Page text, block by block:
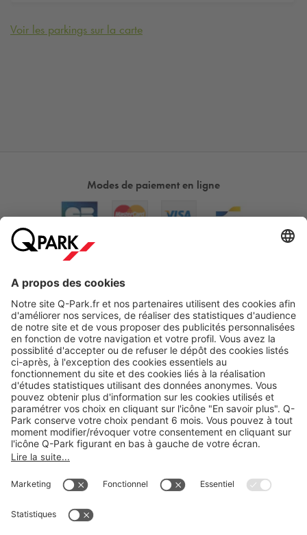
Voir les parkings sur la carte
Modes de paiement en ligne
Nos produits
Nos services
Cookies